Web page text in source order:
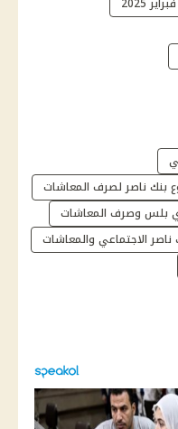
بنك ناصر لصرف المعاشات
بلس وصرف المعاشات
ناصر الاجتماعي والمعاشات